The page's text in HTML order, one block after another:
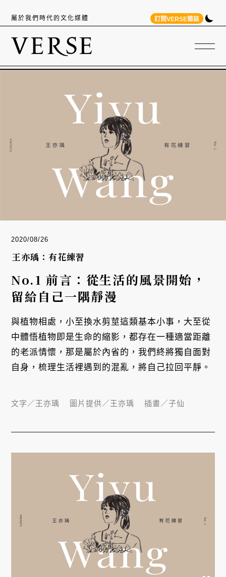
屬於我們時代的文化媒體 訂閱VERSE雜誌
2020/08/26
王亦瑀：有花練習
No.1 前言：從生活的風景開始，
留給自己一隅靜漫
與植物相處，小至換水剪莖這類基本小事，大至從
中體悟植物即是生命的縮影，都存在一種適當距離
的老派情懷，那是屬於內省的，我們終將獨自面對
自身，梳理生活裡遇到的混亂，將自己拉回平靜。
文字／王亦瑀 圖片提供／王亦瑀 插畫／子仙